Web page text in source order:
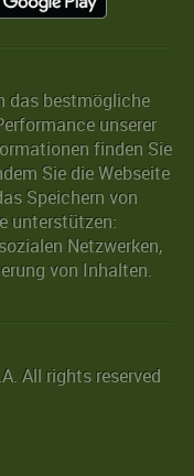
das bestmögliche
unserer
finden Sie
Sie die Webseite
Speichern von
unterstützen:
Netzwerken,
von Inhalten.
All rights reserved